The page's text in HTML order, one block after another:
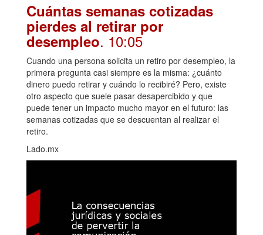
Cuántas semanas cotizadas
pierdes al retirar por
desempleo. 10:05
Cuando una persona solicita un retiro por desempleo, la
primera pregunta casi siempre es la misma: ¿cuánto
dinero puedo retirar y cuándo lo recibiré? Pero, existe
otro aspecto que suele pasar desapercibido y que
puede tener un impacto mucho mayor en el futuro: las
semanas cotizadas que se descuentan al realizar el
retiro.
Lado.mx